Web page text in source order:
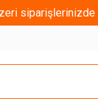
siparişlerinizde